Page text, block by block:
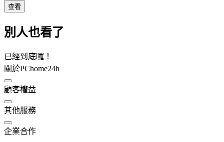
查看
別人也看了
已經到底囉！
關於PChome24h
顧客權益
其他服務
企業合作